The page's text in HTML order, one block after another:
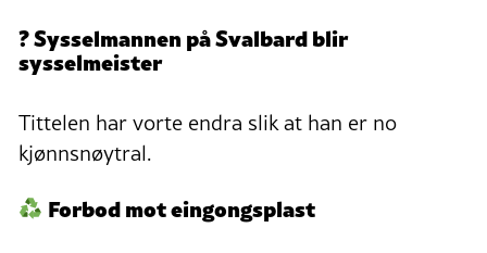
? Sysselmannen på Svalbard blir
sysselmeister
Tittelen har vorte endra slik at han er no
kjønnsnøytral.
Forbod mot eingongsplast